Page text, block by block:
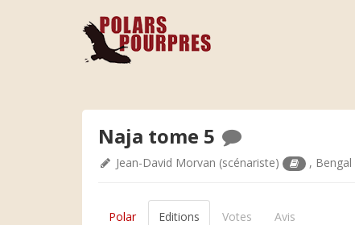
Naja tome 5
Jean-David Morvan (scénariste) , Bengal
Polar Editions Votes Avis